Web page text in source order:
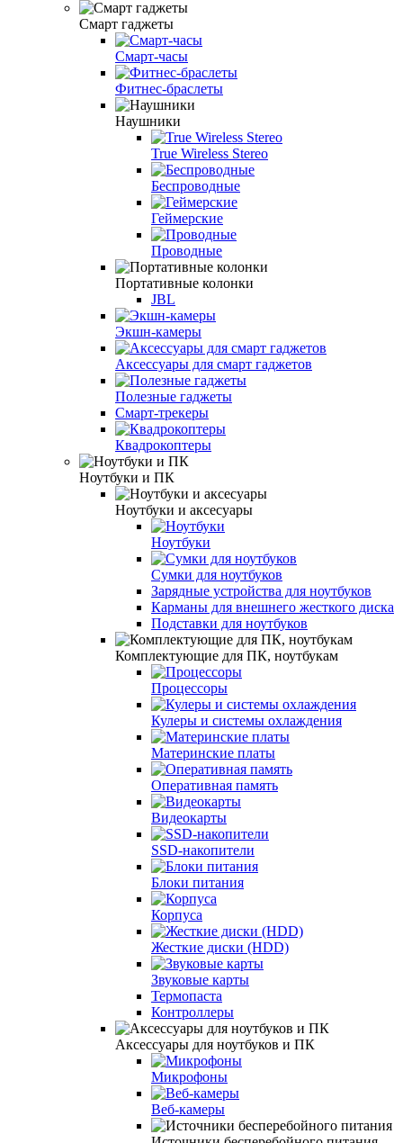
Смарт гаджеты
Смарт-часы
Фитнес-браслеты
Наушники
True Wireless Stereo
Беспроводные
Геймерские
Проводные
Портативные колонки
JBL
Экшн-камеры
Аксессуары для смарт гаджетов
Полезные гаджеты
Смарт-трекеры
Квадрокоптеры
Ноутбуки и ПК
Ноутбуки и аксесуары
Ноутбуки
Сумки для ноутбуков
Зарядные устройства для ноутбуков
Карманы для внешнего жесткого диска
Подставки для ноутбуков
Комплектующие для ПК, ноутбукам
Процессоры
Кулеры и системы охлаждения
Материнские платы
Оперативная память
Видеокарты
SSD-накопители
Блоки питания
Корпуса
Жесткие диски (HDD)
Звуковые карты
Термопаста
Контроллеры
Аксессуары для ноутбуков и ПК
Микрофоны
Веб-камеры